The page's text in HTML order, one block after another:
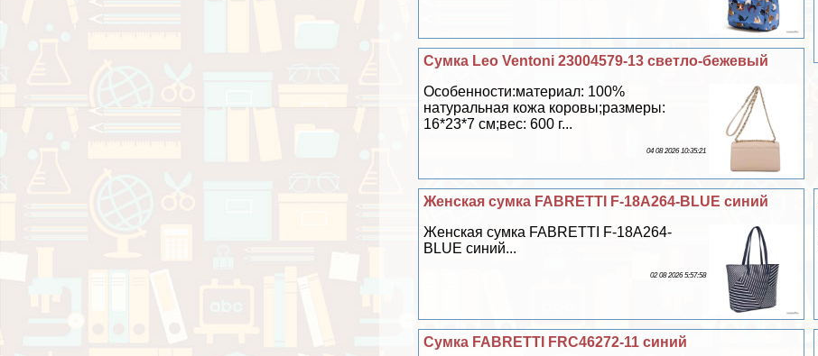
Сумка Leo Ventoni 23004579-13 светло-бежевый
Особенности:материал: 100%
натуральная кожа коровы;размеры:
16*23*7 см;вес: 600 г...
04 08 2026 10:35:21
Женская сумка FABRETTI F-18A264-BLUE синий
Женская сумка FABRETTI F-18A264-
BLUE синий...
02 08 2026 5:57:58
Сумка FABRETTI FRC46272-11 синий